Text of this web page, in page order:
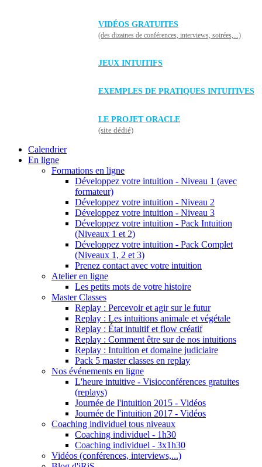
VIDÉOS GRATUITES
(des dizaines de conférences, interviews, soirées,...)
JEUX INTUITIFS
EXEMPLES DE PRATIQUES INTUITIVES
LE PROJET ORACLE
(site dédié)
Calendrier
En ligne
Formations en ligne
Développez votre intuition - Niveau 1 (avec
formateur)
Développez votre intuition - Niveau 2
Développez votre intuition - Niveau 3
Développez votre intuition - Pack Intuition
(Niveaux 1 et 2)
Développez votre intuition - Pack Complet
(Niveaux 1, 2 et 3)
Prenez contact avec votre intuition
Atelier en ligne
Les petits mots de votre histoire
Master Classes
Replay : Percevoir et agir sur le futur
Replay : Les intuitions animale et végétale
Replay : État intuitif et flow créatif
Replay : Comment être sur de nos intuitions
Replay : Intuition et domaine judiciaire
Pack 5 master classes en replay
Nos événements en ligne
L'heure intuitive - Visioconférences gratuites
(replays)
Journée de l'intuition 2015 - Vidéos
Journée de l'intuition 2017 - Vidéos
Coaching individuel tous niveaux
Coaching individuel - 1h30
Coaching individuel - 3x1h30
Vidéos (conférences, interviews,...)